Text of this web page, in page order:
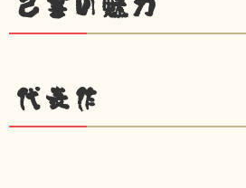
代表作